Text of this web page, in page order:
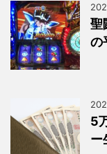
聖
の
5
ー